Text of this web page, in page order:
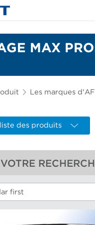
MAX
Les marques
des produits
first